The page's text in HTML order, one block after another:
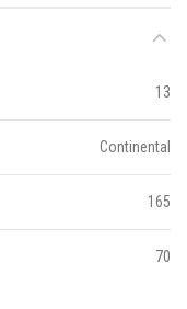
13
Continental
165
70